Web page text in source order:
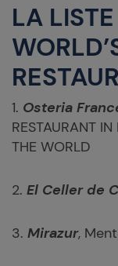
LA
1. Osteria
RESTAURANT
THE WORLD
2. El Celler de
3. Mirazur,